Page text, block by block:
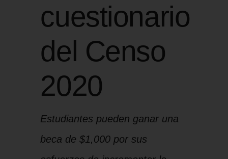
cuestionario
del Censo
2020
Estudiantes pueden ganar una
beca de $1,000 por sus